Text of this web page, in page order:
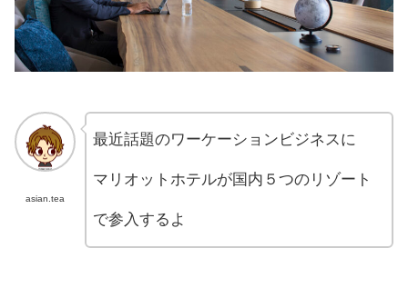
asian.tea
最近話題のワーケーションビジネスに
マリオットホテルが国内５つのリゾート
で参入するよ